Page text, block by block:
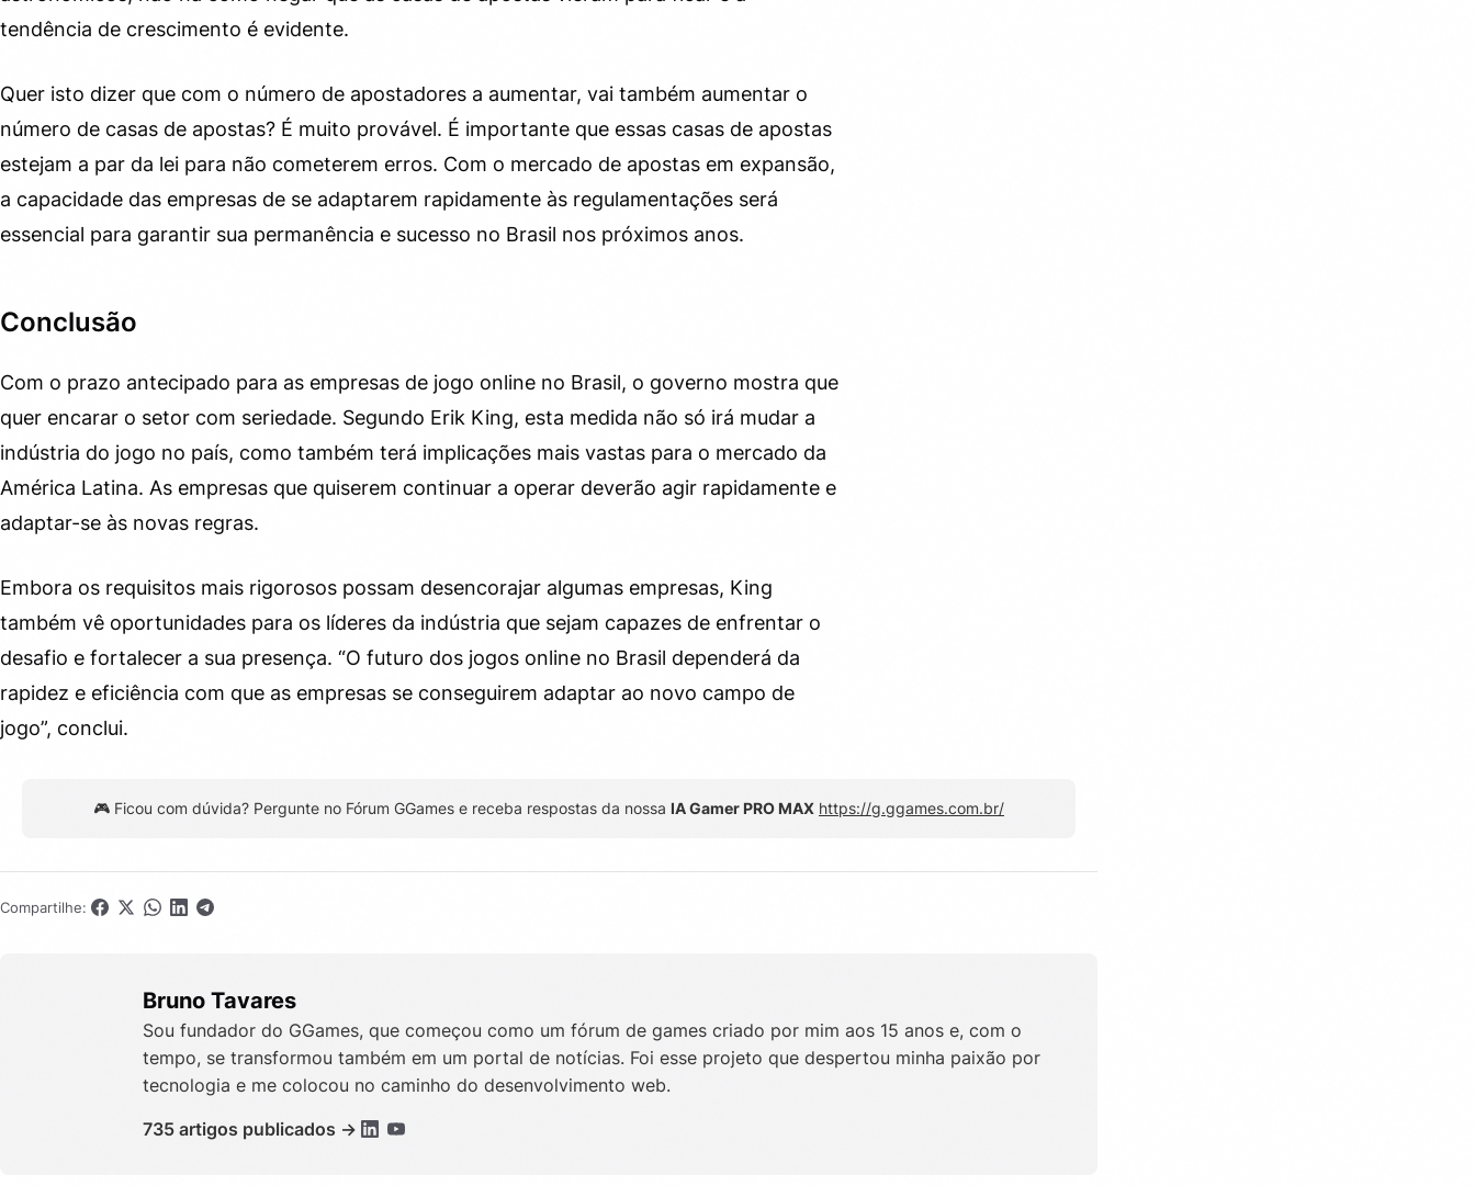
tendência de crescimento é evidente.
Quer isto dizer que com o número de apostadores a aumentar, vai também aumentar o
número de casas de apostas? É muito provável. É importante que essas casas de apostas
estejam a par da lei para não cometerem erros. Com o mercado de apostas em expansão,
a capacidade das empresas de se adaptarem rapidamente às regulamentações será
essencial para garantir sua permanência e sucesso no Brasil nos próximos anos.
Conclusão
Com o prazo antecipado para as empresas de jogo online no Brasil, o governo mostra que
quer encarar o setor com seriedade. Segundo Erik King, esta medida não só irá mudar a
indústria do jogo no país, como também terá implicações mais vastas para o mercado da
América Latina. As empresas que quiserem continuar a operar deverão agir rapidamente e
adaptar-se às novas regras.
Embora os requisitos mais rigorosos possam desencorajar algumas empresas, King
também vê oportunidades para os líderes da indústria que sejam capazes de enfrentar o
desafio e fortalecer a sua presença. “O futuro dos jogos online no Brasil dependerá da
rapidez e eficiência com que as empresas se conseguirem adaptar ao novo campo de
jogo”, conclui.
🎮 Ficou com dúvida? Pergunte no Fórum GGames e receba respostas da nossa IA Gamer PRO MAX https://g.ggames.com.br/
Compartilhe:
Bruno Tavares
Sou fundador do GGames, que começou como um fórum de games criado por mim aos 15 anos e, com o
tempo, se transformou também em um portal de notícias. Foi esse projeto que despertou minha paixão por
tecnologia e me colocou no caminho do desenvolvimento web.
735 artigos publicados →